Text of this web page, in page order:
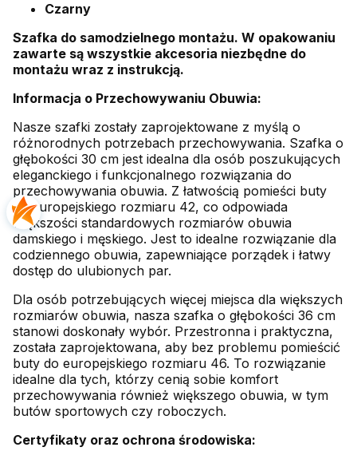
Czarny
Szafka do samodzielnego montażu. W opakowaniu
zawarte są wszystkie akcesoria niezbędne do
montażu wraz z instrukcją.
Informacja o Przechowywaniu Obuwia:
Nasze szafki zostały zaprojektowane z myślą o
różnorodnych potrzebach przechowywania. Szafka o
głębokości 30 cm jest idealna dla osób poszukujących
eleganckiego i funkcjonalnego rozwiązania do
przechowywania obuwia. Z łatwością pomieści buty
do europejskiego rozmiaru 42, co odpowiada
większości standardowych rozmiarów obuwia
damskiego i męskiego. Jest to idealne rozwiązanie dla
codziennego obuwia, zapewniające porządek i łatwy
dostęp do ulubionych par.
Dla osób potrzebujących więcej miejsca dla większych
rozmiarów obuwia, nasza szafka o głębokości 36 cm
stanowi doskonały wybór. Przestronna i praktyczna,
została zaprojektowana, aby bez problemu pomieścić
buty do europejskiego rozmiaru 46. To rozwiązanie
idealne dla tych, którzy cenią sobie komfort
przechowywania również większego obuwia, w tym
butów sportowych czy roboczych.
Certyfikaty oraz ochrona środowiska: